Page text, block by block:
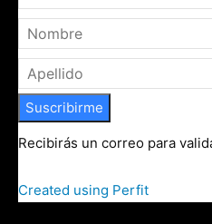
Suscribirme
Recibirás un correo para
Created using Perfit